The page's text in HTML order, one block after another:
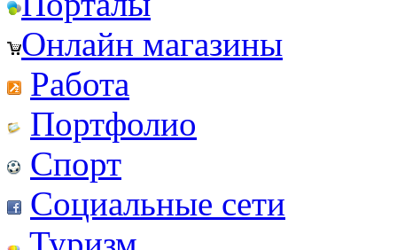
Онлайн магазины
Работа
Портфолио
Спорт
Социальные сети